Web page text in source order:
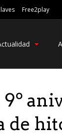
Free2play
de